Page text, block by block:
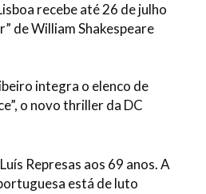
recebe até 26 de julho
de William Shakespeare
integra o elenco de
o novo thriller da DC
Represas aos 69 anos. A
está de luto